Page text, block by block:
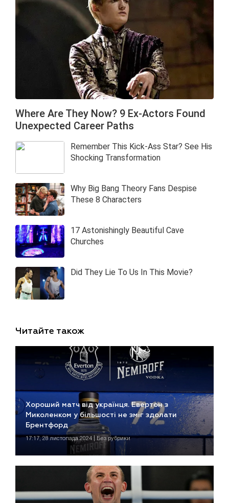
Читайте також
Хороший матч від українця. Евертон з
Миколенком у більшості не зміг здолати
Брентфорд
17:17, 28 листопада 2024 | Без рубрики